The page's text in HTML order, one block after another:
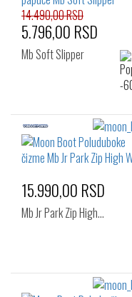
14.490,00 RSD
5.796,00 RSD
Mb Soft Slipper
15.990,00 RSD
Mb Jr Park Zip High…